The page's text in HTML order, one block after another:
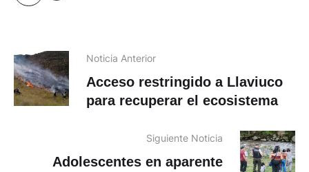
Noticia Anterior
Acceso restringido a Llaviuco
para recuperar el ecosistema
Siguiente Noticia
Adolescentes en aparente